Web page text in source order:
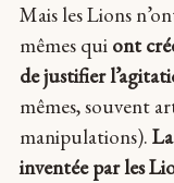
Mais les Lions
mêmes qui ont
de justifier
mêmes, souvent
manipulations).
inventée par les